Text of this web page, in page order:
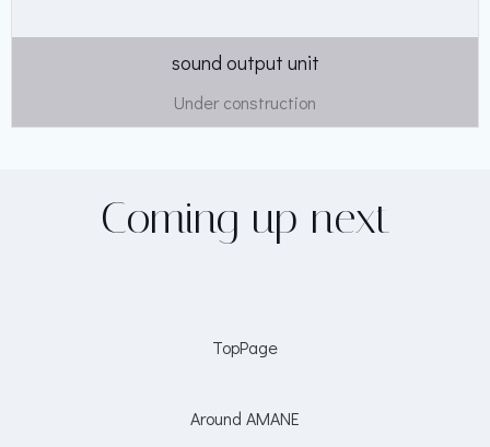
sound output unit
Under construction
Coming up next
TopPage
Around AMANE